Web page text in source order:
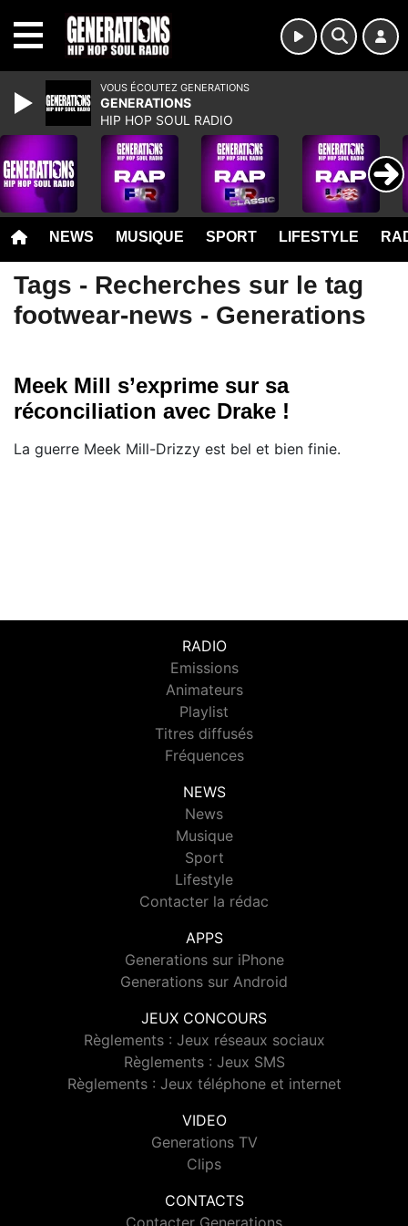
NEWS MUSIQUE SPORT LIFESTYLE
Tags - Recherches sur le tag
footwear-news - Generations
Meek Mill s’exprime sur sa
réconciliation avec Drake !
La guerre Meek Mill-Drizzy est bel et bien finie.
RADIO
Emissions
Animateurs
Playlist
Titres diffusés
Fréquences
NEWS
News
Musique
Sport
Lifestyle
Contacter la rédac
APPS
Generations sur iPhone
Generations sur Android
JEUX CONCOURS
Règlements : Jeux réseaux sociaux
Règlements : Jeux SMS
Règlements : Jeux téléphone et internet
VIDEO
Generations TV
Clips
CONTACTS
VOUS ÉCOUTEZ GENERATIONS
GENERATIONS
HIP HOP SOUL RADIO